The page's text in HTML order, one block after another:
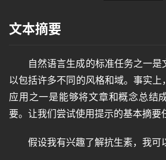
文本摘要
自然语言生成的标准任务之一
以包括许多不同的风格和域。事实上
应用之一是能够将文章和概念总结
要。让我们尝试使用提示的基本摘要
假设我有兴趣了解抗生素，我可